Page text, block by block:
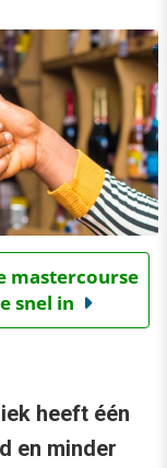
mastercourse
snel in
heeft één
en minder